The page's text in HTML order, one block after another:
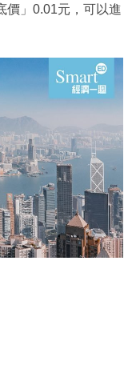
價」0.01元，可以進